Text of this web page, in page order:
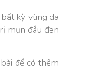
kỳ vùng da
mụn đầu đen
để có thêm